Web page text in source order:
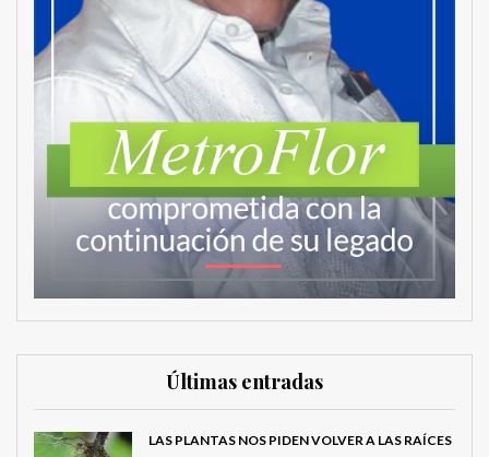
Últimas entradas
LAS PLANTAS NOS PIDEN VOLVER A LAS RAÍCES